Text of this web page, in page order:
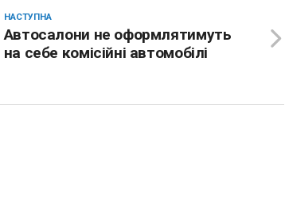
НАСТУПНА
Автосалони не оформлятимуть
на себе комісійні автомобілі